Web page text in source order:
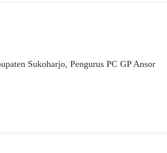
Sukoharjo, Pengurus PC GP Ansor